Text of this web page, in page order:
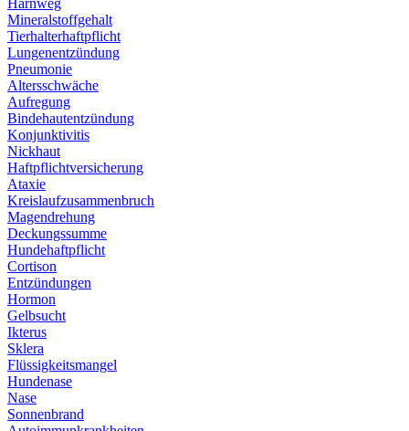
Harnweg
Mineralstoffgehalt
Tierhalterhaftpflicht
Lungenentzündung
Pneumonie
Altersschwäche
Aufregung
Bindehautentzündung
Konjunktivitis
Nickhaut
Haftpflichtversicherung
Ataxie
Kreislaufzusammenbruch
Magendrehung
Deckungssumme
Hundehaftpflicht
Cortison
Entzündungen
Hormon
Gelbsucht
Ikterus
Sklera
Flüssigkeitsmangel
Hundenase
Nase
Sonnenbrand